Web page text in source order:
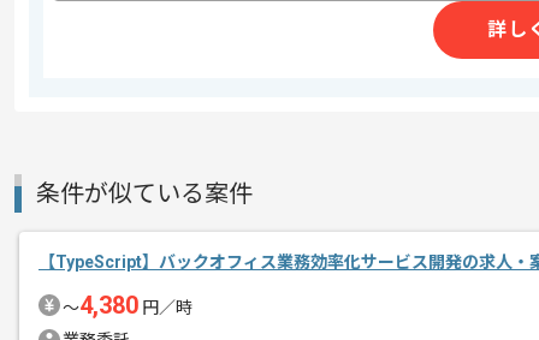
・ブラウザゲーム開発の実務経験
・Reactを用いたブラウザゲーム開発経
・GoやRubyを用いたバックエンド開発
スキルに不安がある方へ
詳し
条件が似ている案件
【TypeScript】バックオフィス業務効率化サービス開発の求人・
〜4,380 円／時